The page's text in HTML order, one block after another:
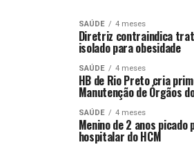
SAÚDE 4 meses
Diretriz contraindica
isolado para obesidade
SAÚDE 4 meses
HB de Rio Preto cria
Manutenção de Órgãos
SAÚDE 4 meses
Menino de 2 anos
hospitalar do HCM